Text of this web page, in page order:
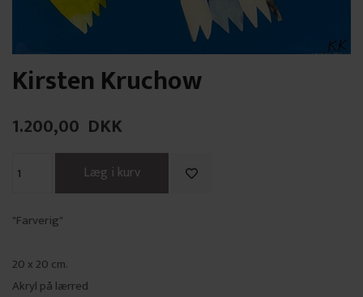
Kirsten Kruchow
1.200,00 DKK
"Farverig"
20 x 20 cm.
Akryl på lærred